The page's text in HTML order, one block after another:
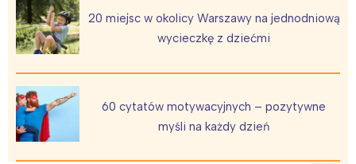
20 miejsc w okolicy Warszawy na jednodniową
wycieczkę z dziećmi
60 cytatów motywacyjnych – pozytywne
myśli na każdy dzień
Wybieram